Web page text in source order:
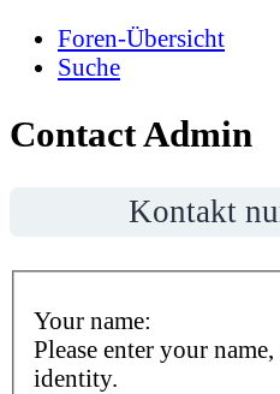
Foren-Übersicht
Suche
Contact Admin
Kontakt
Your name:
Please enter your name,
identity.